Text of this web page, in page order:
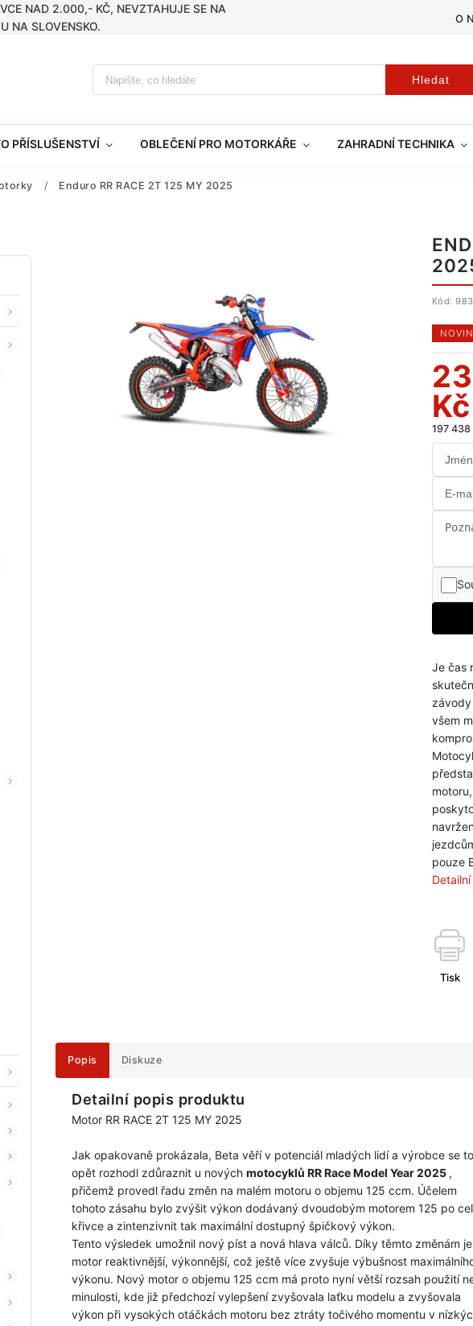
NAD 2.000,- KČ, NEVZTAHUJE SE NA
NA SLOVENSKO.
O
Hledat
PŘÍSLUŠENSTVÍ OBLEČENÍ PRO MOTORKÁŘE ZAHRADNÍ TECHNIKA
/ Enduro RR RACE 2T 125 MY 2025
Kód:
Kč
197 438
Je čas
všem
pouze
Tisk
Popis Diskuze
Detailní popis produktu
Motor RR RACE 2T 125 MY 2025
Jak opakovaně prokázala, Beta věří v potenciál mladých lidí a výrobce se to
opět rozhodl zdůraznit u nových motocyklů RR Race Model Year 2025 ,
přičemž provedl řadu změn na malém motoru o objemu 125 ccm. Účelem
tohoto zásahu bylo zvýšit výkon dodávaný dvoudobým motorem 125 po
křivce a zintenzivnit tak maximální dostupný špičkový výkon.
Tento výsledek umožnil nový píst a nová hlava válců. Díky těmto změnám je
motor reaktivnější, výkonnější, což ještě více zvyšuje výbušnost
výkonu. Nový motor o objemu 125 ccm má proto nyní větší rozsah použití
minulosti, kde již předchozí vylepšení zvyšovala laťku modelu a zvyšovala
výkon při vysokých otáčkách motoru bez ztráty točivého momentu v